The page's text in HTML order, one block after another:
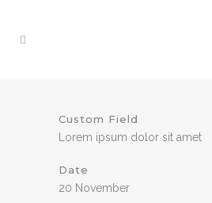
Custom Field
Lorem ipsum dolor sit amet
Date
20 November